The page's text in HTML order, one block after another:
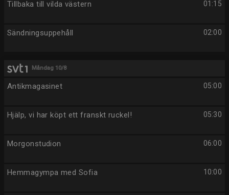
01:15
Tillbaka till vilda västern
02:00
Sändningsuppehåll
Måndag 10/8
05:00
Antikmagasinet
05:30
Hjälp, vi har köpt ett franskt ruckel!
06:00
Morgonstudion
10:00
Hemmagympa med Sofia